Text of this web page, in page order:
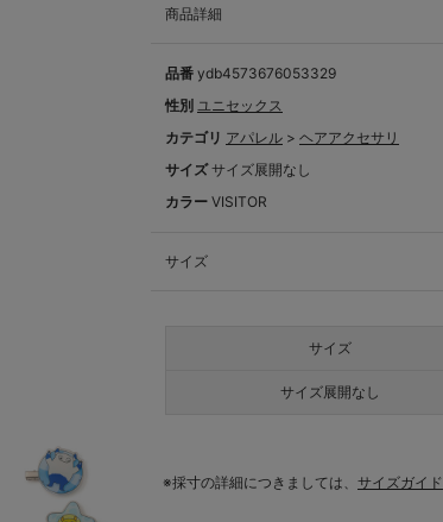
商品詳細
品番 ydb4573676053329
性別 ユニセックス
カテゴリ アパレル > ヘアアクセサリ
サイズ サイズ展開なし
カラー VISITOR
サイズ
サイズ
サイズ展開なし
※採寸の詳細につきましては、 サイズガイド